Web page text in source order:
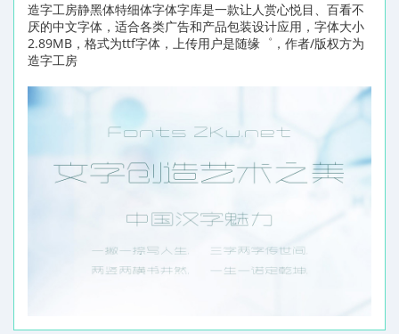
造字工房静黑体特细体字体字库是一款让人赏心悦目、百看不
厌的中文字体，适合各类广告和产品包装设计应用，字体大小
2.89MB，格式为ttf字体，上传用户是随缘゜，作者/版权方为
造字工房